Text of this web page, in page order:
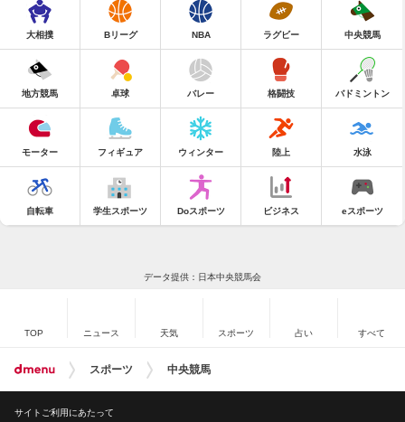
大相撲 Bリーグ NBA ラグビー 中央競馬
地方競馬 卓球 バレー 格闘技 バドミントン
モーター フィギュア ウィンター 陸上 水泳
自転車 学生スポーツ Doスポーツ ビジネス eスポーツ
データ提供：日本中央競馬会
TOP ニュース 天気 スポーツ 占い すべて
スポーツ 中央競馬
サイトご利用にあたって